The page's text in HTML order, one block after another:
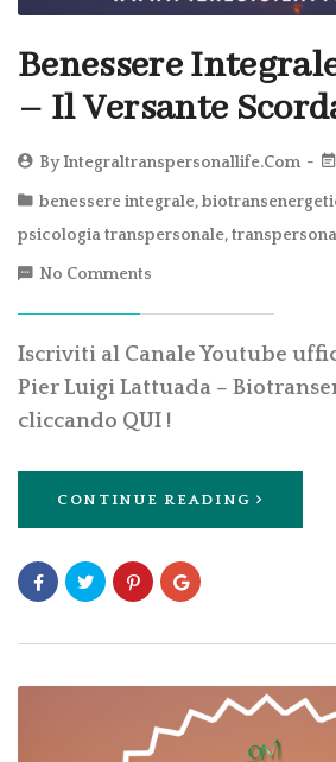
Benessere
– Il Versante
ByIntegraltranspersonallife.com
benessere integrale,
psicologia transpersonale,
No Comments
Iscriviti al Canale Youtube
Pier Luigi Lattuada –
cliccando QUI !
CONTINUE READING